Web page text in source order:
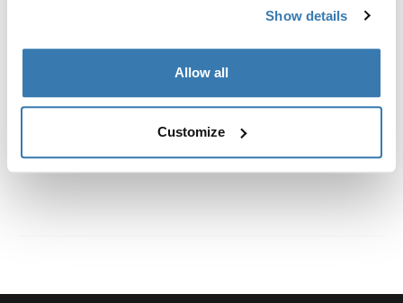
Show details
Allow all
Customize
Toggle techspec
Especificações técnicas